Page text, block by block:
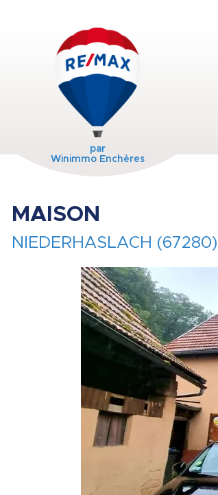
par
Winimmo Enchères
MAISON
NIEDERHASLACH (67280)